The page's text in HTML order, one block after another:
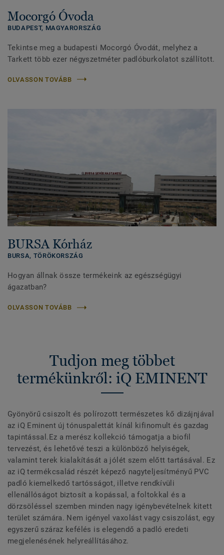
Mocorgó Óvoda
BUDAPEST, MAGYARORSZÁG
Tekintse meg a budapesti Mocorgó Óvodát, melyhez a
Tarkett több ezer négyszetméter padlóburkolatot szállított.
OLVASSON TOVÁBB
BURSA Kórház
BURSA, TÖRÖKORSZÁG
Hogyan állnak össze termékeink az egészségügyi
ágazatban?
OLVASSON TOVÁBB
Tudjon meg többet
termékünkről: iQ EMINENT
Gyönyörű csiszolt és polírozott természetes kő dizájnjával
az iQ Eminent új tónuspalettát kínál kifinomult és gazdag
tapintással.Ez a merész kollekció támogatja a biofil
tervezést, és lehetővé teszi a különböző helyiségek,
valamint terek kialakítását a jólét szem előtt tartásával. Ez
az iQ termékcsalád részét képező nagyteljesítményű PVC
padló kiemelkedő tartósságot, illetve rendkívüli
ellenállóságot biztosít a kopással, a foltokkal és a
dörzsöléssel szemben minden nagy igénybevételnek kitett
terület számára. Nem igényel vaxolást vagy csiszolást, egy
egyszerű száraz kefélés is elegendő a padló eredeti
megjelenésének helyreállításához.